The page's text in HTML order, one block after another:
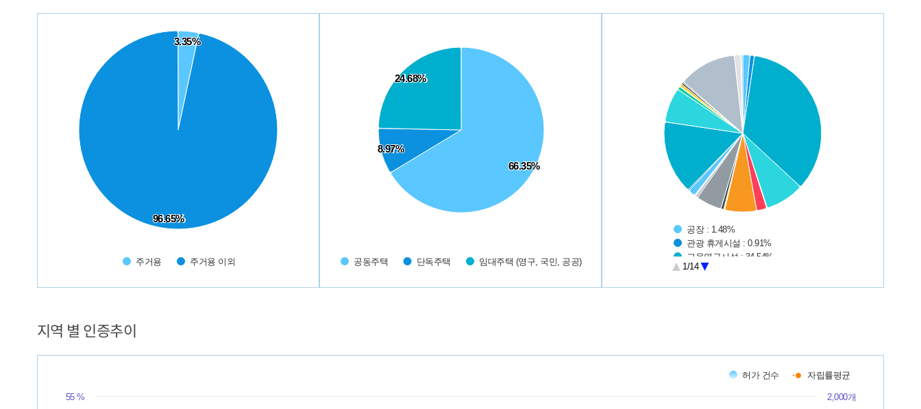
Chart
3.35%
3.35%
96.65%
96.65%
주거용 주거용 이외
End of interactive chart.
Chart
66.35%
66.35%
8.97%
8.97%
24.68%
24.68%
공동주택 단독주택 임대주택 (영구, 국민, 공공)
End of interactive chart.
Chart
공장 : 1.48%
관광 휴게시설 : 0.91%
교육연구시설 : 34.54%
교정 및 군사 시설 : 8.04%
문화 및 집회시설 : 5.29%
방송통신시설 : 0.24%
분뇨 및 쓰레기 처리 시설 : 0.02%
1/14
End of interactive chart.
지역 별 인증추이
Chart
The chart has 2 Y axes displaying values, and values.
허가 건수 자립률평균
55 % 2,000개